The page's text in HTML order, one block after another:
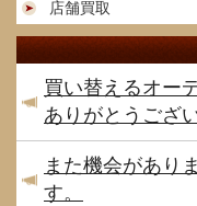
店舗買取
買い替えるオー
ありがとうござ
また機会があり
す。